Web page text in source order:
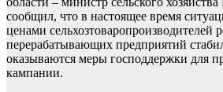
сообщил, что в настоящее время
ценами сельхозтоваропроизводителей
перерабатывающих предприятий
оказываются меры господдержки для
кампании.